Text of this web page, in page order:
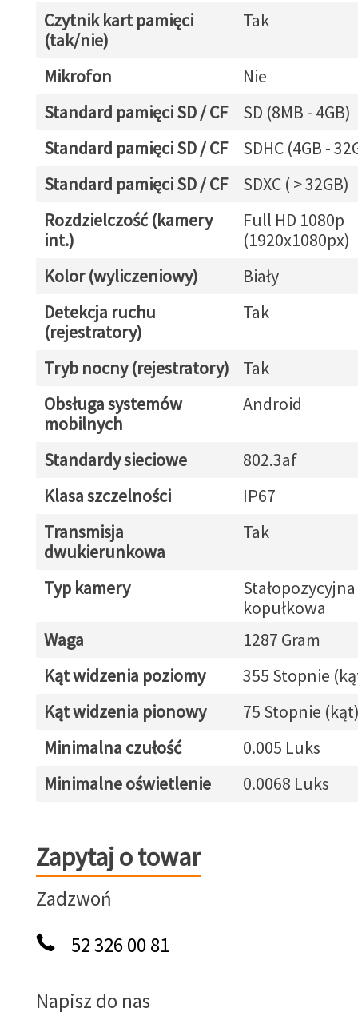
Czytnik kart pamięci
(tak/nie)
Tak
Mikrofon
Nie
Standard pamięci SD / CF
SD (8MB - 4GB)
Standard pamięci SD / CF
SDHC (4GB -
Standard pamięci SD / CF
SDXC ( > 32GB)
Rozdzielczość (kamery
int.)
Full HD 1080p
(1920x1080px)
Kolor (wyliczeniowy)
Biały
Detekcja ruchu
(rejestratory)
Tak
Tryb nocny (rejestratory)
Tak
Obsługa systemów
mobilnych
Android
Standardy sieciowe
802.3af
Klasa szczelności
IP67
Transmisja
dwukierunkowa
Tak
Typ kamery
Stałopozycyjna
kopułkowa
Waga
1287 Gram
Kąt widzenia poziomy
355 Stopnie
Kąt widzenia pionowy
75 Stopnie
Minimalna czułość
0.005 Luks
Minimalne oświetlenie
0.0068 Luks
Zapytaj o towar
Zapytaj o towar
Zadzwoń
52 326 00 81
Napisz do nas